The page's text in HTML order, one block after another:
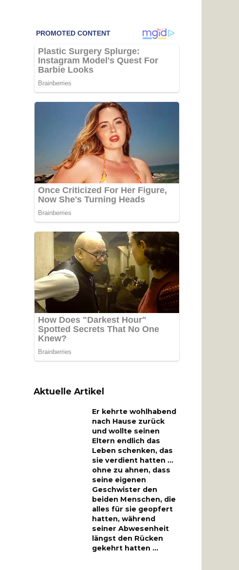
Aktuelle Artikel
Er kehrte wohlhabend
nach Hause zurück
und wollte seinen
Eltern endlich das
Leben schenken, das
sie verdient hatten …
ohne zu ahnen, dass
seine eigenen
Geschwister den
beiden Menschen, die
alles für sie geopfert
hatten, während
seiner Abwesenheit
längst den Rücken
gekehrt hatten …